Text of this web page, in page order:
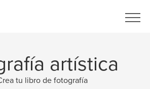
artística
tu libro de fotografía